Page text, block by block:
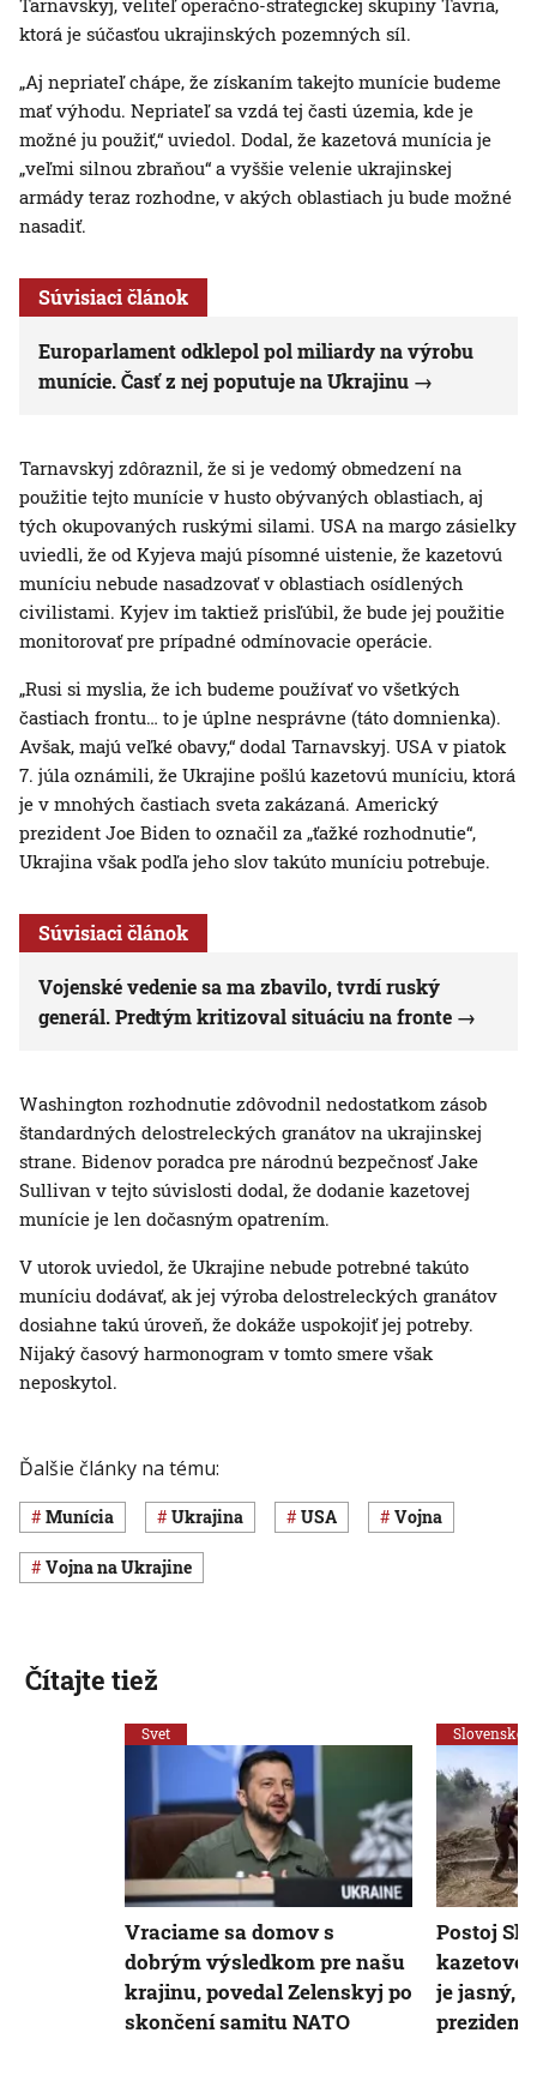
ktorá je súčasťou ukrajinských pozemných síl.
„Aj nepriateľ chápe, že získaním takejto munície budeme
mať výhodu. Nepriateľ sa vzdá tej časti územia, kde je
možné ju použiť,“ uviedol. Dodal, že kazetová munícia je
„veľmi silnou zbraňou“ a vyššie velenie ukrajinskej
armády teraz rozhodne, v akých oblastiach ju bude možné
nasadiť.
Súvisiaci článok
Europarlament odklepol pol miliardy na výrobu
munície. Časť z nej poputuje na Ukrajinu
Tarnavskyj zdôraznil, že si je vedomý obmedzení na
použitie tejto munície v husto obývaných oblastiach, aj
tých okupovaných ruskými silami. USA na margo zásielky
uviedli, že od Kyjeva majú písomné uistenie, že kazetovú
muníciu nebude nasadzovať v oblastiach osídlených
civilistami. Kyjev im taktiež prisľúbil, že bude jej použitie
monitorovať pre prípadné odmínovacie operácie.
„Rusi si myslia, že ich budeme používať vo všetkých
častiach frontu… to je úplne nesprávne (táto domnienka).
Avšak, majú veľké obavy,“ dodal Tarnavskyj. USA v piatok
7. júla oznámili, že Ukrajine pošlú kazetovú muníciu, ktorá
je v mnohých častiach sveta zakázaná. Americký
prezident Joe Biden to označil za „ťažké rozhodnutie“,
Ukrajina však podľa jeho slov takúto muníciu potrebuje.
Súvisiaci článok
Vojenské vedenie sa ma zbavilo, tvrdí ruský
generál. Predtým kritizoval situáciu na fronte
Washington rozhodnutie zdôvodnil nedostatkom zásob
štandardných delostreleckých granátov na ukrajinskej
strane. Bidenov poradca pre národnú bezpečnosť Jake
Sullivan v tejto súvislosti dodal, že dodanie kazetovej
munície je len dočasným opatrením.
V utorok uviedol, že Ukrajine nebude potrebné takúto
muníciu dodávať, ak jej výroba delostreleckých granátov
dosiahne takú úroveň, že dokáže uspokojiť jej potreby.
Nijaký časový harmonogram v tomto smere však
neposkytol.
Ďalšie články na tému:
munícia Ukrajina USA vojna
vojna na Ukrajine
Čítajte tiež
Svet
Vraciame sa domov s
dobrým výsledkom pre našu
krajinu, povedal Zelenskyj po
skončení samitu NATO
Slovensko
Postoj
je jasný,